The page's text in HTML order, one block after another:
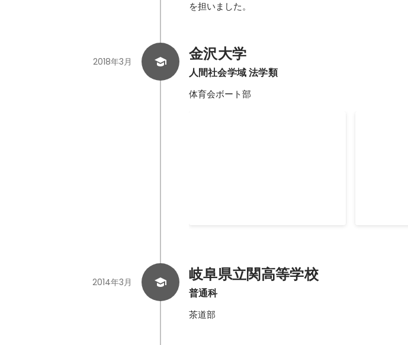
を担いました。
金沢大学
人間社会学域 法学類
2018年3月
体育会ボート部
岐阜県立関高等学校
普通科
2014年3月
茶道部